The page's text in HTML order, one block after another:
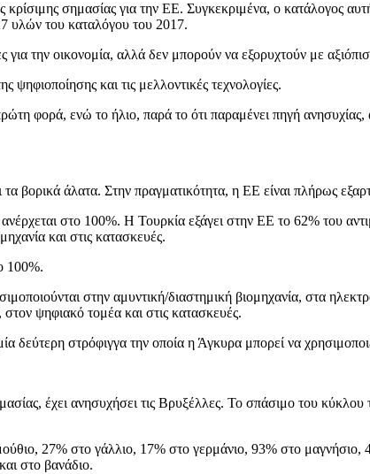
κρίσιμης σημασίας για την ΕΕ. Συγκεκριμένα, ο κατάλογος
υλών του καταλόγου του 2017.
την οικονομία, αλλά δεν μπορούν να εξορυχτούν με
ψηφιοποίησης και τις μελλοντικές τεχνολογίες.
φορά, ενώ το ήλιο, παρά το ότι παραμένει πηγή
βορικά άλατα. Στην πραγματικότητα, η ΕΕ είναι πλήρως
στο 100%. Η Τουρκία εξάγει στην ΕΕ το 62% του
και στις κατασκευές.
100%.
στην αμυντική/διαστημική βιομηχανία, στα
ψηφιακό τομέα και στις κατασκευές.
δεύτερη στρόφιγγα την οποία η Άγκυρα μπορεί να
έχει ανησυχήσει τις Βρυξέλλες. Το σπάσιμο του κύκλου
27% στο γάλλιο, 17% στο γερμάνιο, 93% στο
στο βανάδιο.